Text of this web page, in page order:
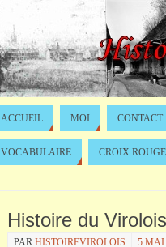
ACCUEIL MOI CONTACT
VOCABULAIRE CROIX ROUGE
Histoire du
PAR HISTOIREVIROLOIS 5 MAI